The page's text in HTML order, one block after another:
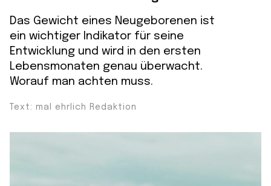
Das Gewicht eines Neugeborenen ist
ein wichtiger Indikator für seine
Entwicklung und wird in den ersten
Lebensmonaten genau überwacht.
Worauf man achten muss.
Text: mal ehrlich Redaktion